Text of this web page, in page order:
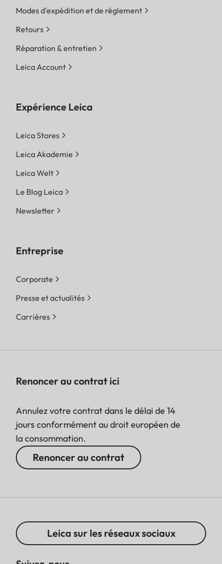
Modes d'expédition et de réglement
Retours
Réparation & entretien
Leica Account
Expérience Leica
Leica Stores
Leica Akademie
Leica Welt
Le Blog Leica
Newsletter
Entreprise
Corporate
Presse et actualités
Carrières
Renoncer au contrat ici
Annulez votre contrat dans le délai de 14
jours conformément au droit européen de
la consommation.
Renoncer au contrat
Leica sur les réseaux sociaux